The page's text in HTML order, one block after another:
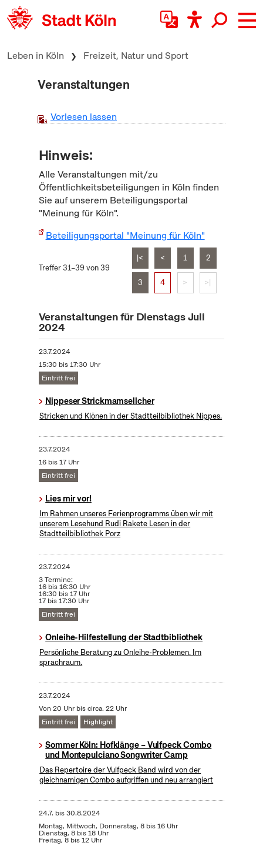
zum Inhalt springen
Leben in Köln Freizeit, Natur und Sport
Veranstaltungen
Vorlesen lassen
Hinweis:
Alle Veranstaltungen mit/zu
Öffentlichkeitsbeteiligungen in Köln finden
Sie auf unserem Beteiligungsportal
"Meinung für Köln".
Beteiligungsportal "Meinung für Köln"
Treffer 31–39 von 39
|< < 1 2
3 4 > >|
Veranstaltungen für Dienstags Juli
2024
23.7.2024
15:30 bis 17:30 Uhr
Eintritt frei
Nippeser Strickmamsellcher
Stricken und Klönen in der Stadtteilbibliothek Nippes.
23.7.2024
16 bis 17 Uhr
Eintritt frei
Lies mir vor!
Im Rahmen unseres Ferienprogramms üben wir mit
unserem Lesehund Rudi Rakete Lesen in der
Stadtteilbibliothek Porz
23.7.2024
3 Termine:
16 bis 16:30 Uhr
16:30 bis 17 Uhr
17 bis 17:30 Uhr
Eintritt frei
Onleihe-Hilfestellung der Stadtbibliothek
Persönliche Beratung zu Onleihe-Problemen. Im
sprachraum.
23.7.2024
Von 20 Uhr bis circa. 22 Uhr
Eintritt frei
Highlight
Sommer Köln: Hofklänge – Vulfpeck Combo
und Montepulciano Songwriter Camp
Das Repertoire der Vulfpeck Band wird von der
gleichnamigen Combo aufgriffen und neu arrangiert
24.7. bis30.8.2024
Montag, Mittwoch, Donnerstag, 8 bis 16 Uhr
Dienstag, 8 bis 18 Uhr
Freitag, 8 bis 12 Uhr